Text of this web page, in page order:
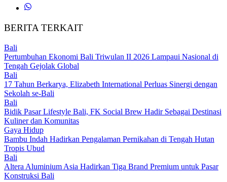
BERITA TERKAIT
Bali
Pertumbuhan Ekonomi Bali Triwulan II 2026 Lampaui Nasional di
Tengah Gejolak Global
Bali
17 Tahun Berkarya, Elizabeth International Perluas Sinergi dengan
Sekolah se-Bali
Bali
Bidik Pasar Lifestyle Bali, FK Social Brew Hadir Sebagai Destinasi
Kuliner dan Komunitas
Gaya Hidup
Bambu Indah Hadirkan Pengalaman Pernikahan di Tengah Hutan
Tropis Ubud
Bali
Altera Aluminium Asia Hadirkan Tiga Brand Premium untuk Pasar
Konstruksi Bali